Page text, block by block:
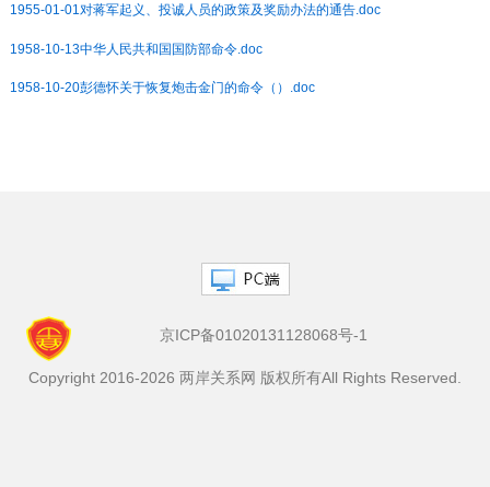
1955-01-01对蒋军起义、投诚人员的政策及奖励办法的通告.doc
1958-10-13中华人民共和国国防部命令.doc
1958-10-20彭德怀关于恢复炮击金门的命令（）.doc
京ICP备01020131128068号-1
Copyright 2016-2026 两岸关系网 版权所有All Rights Reserved.